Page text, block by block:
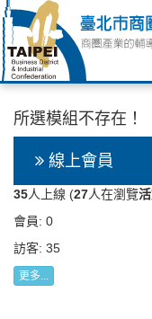
所選模組不存在！
線上會員
35人上線 (27人在瀏覽
會員: 0
訪客: 35
更多...